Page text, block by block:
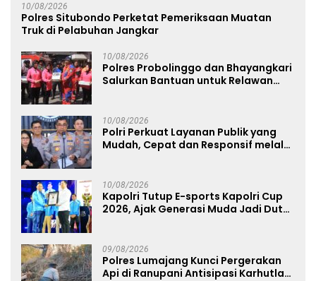
10/08/2026
Polres Situbondo Perketat Pemeriksaan Muatan
Truk di Pelabuhan Jangkar
10/08/2026
Polres Probolinggo dan Bhayangkari
Salurkan Bantuan untuk Relawan
10/08/2026
Polri Perkuat Layanan Publik yang
Mudah, Cepat dan Responsif melalui
10/08/2026
Kapolri Tutup E-sports Kapolri Cup
2026, Ajak Generasi Muda Jadi Duta
09/08/2026
Polres Lumajang Kunci Pergerakan
Api di Ranupani Antisipasi Karhutla